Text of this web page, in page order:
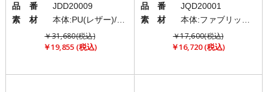
品 番
JDD20009
素 材
本体:PU(レザー)/脚部:スチール
￥31,680(税込)
￥19,855 (税込)
品 番
JQD20001
素 材
￥17,600(税込)
￥16,720 (税込)